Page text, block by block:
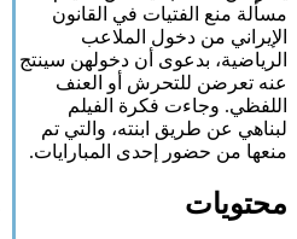
مسألة منع الفتيات في القانون
الإيراني من دخول الملاعب
الرياضية، بدعوى أن دخولهن سينتج
عنه تعرضن للتحرش أو العنف
اللفظي. وجاءت فكرة الفيلم
لبناهي عن طريق ابنته، والتي تم
منعها من حضور إحدى المبارايات.
محتويات